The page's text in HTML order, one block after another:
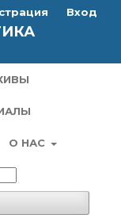
О НАС
Вход